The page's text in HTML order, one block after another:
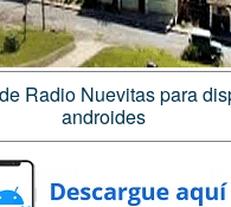
Radio Nuevitas para
androides